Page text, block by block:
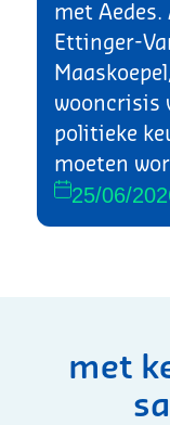
met Aedes.
Ettinger-
wooncrisis
politieke
moeten
25/06/
met